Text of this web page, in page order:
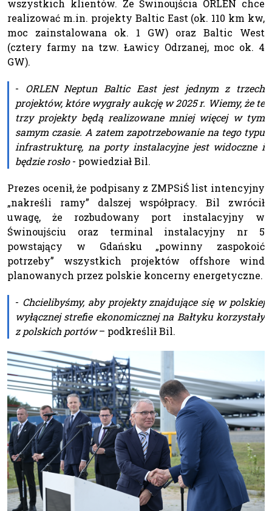
wszystkich klientów. Ze Świnoujścia ORLEN chce
realizować m.in. projekty Baltic East (ok. 110 km kw,
moc zainstalowana ok. 1 GW) oraz Baltic West
(cztery farmy na tzw. Ławicy Odrzanej, moc ok. 4
GW).
- ORLEN Neptun Baltic East jest jednym z trzech
projektów, które wygrały aukcję w 2025 r. Wiemy, że te
trzy projekty będą realizowane mniej więcej w tym
samym czasie. A zatem zapotrzebowanie na tego typu
infrastrukturę, na porty instalacyjne jest widoczne i
będzie rosło- powiedział Bil.
Prezes ocenił, że podpisany z ZMPSiŚ list intencyjny
„nakreśli ramy” dalszej współpracy. Bil zwrócił
uwagę, że rozbudowany port instalacyjny w
Świnoujściu oraz terminal instalacyjny nr 5
powstający w Gdańsku „powinny zaspokoić
potrzeby” wszystkich projektów offshore wind
planowanych przez polskie koncerny energetyczne.
- Chcielibyśmy, aby projekty znajdujące się w polskiej
wyłącznej strefie ekonomicznej na Bałtyku korzystały
z polskich portów– podkreślił Bil.